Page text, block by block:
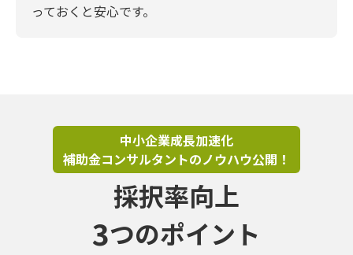
っておくと安心です。
中小企業成長加速化
補助金コンサルタントのノウハウ公開！
採択率向上
3つのポイント